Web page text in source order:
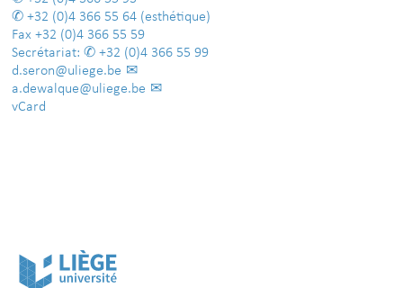
+32 (0)4 366 55 64 (esthétique)
Fax +32 (0)4 366 55 59
Secrétariat:
+32 (0)4 366 55 99
d.seron@uliege.be
a.dewalque@uliege.be
vCard